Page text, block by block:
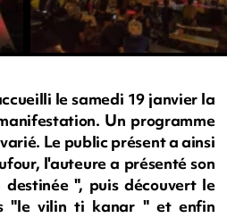
le samedi 19 janvier la
Un programme
Le public présent a ainsi
l'auteure a présenté son
", puis découvert le
"le vilin ti kanar " et enfin